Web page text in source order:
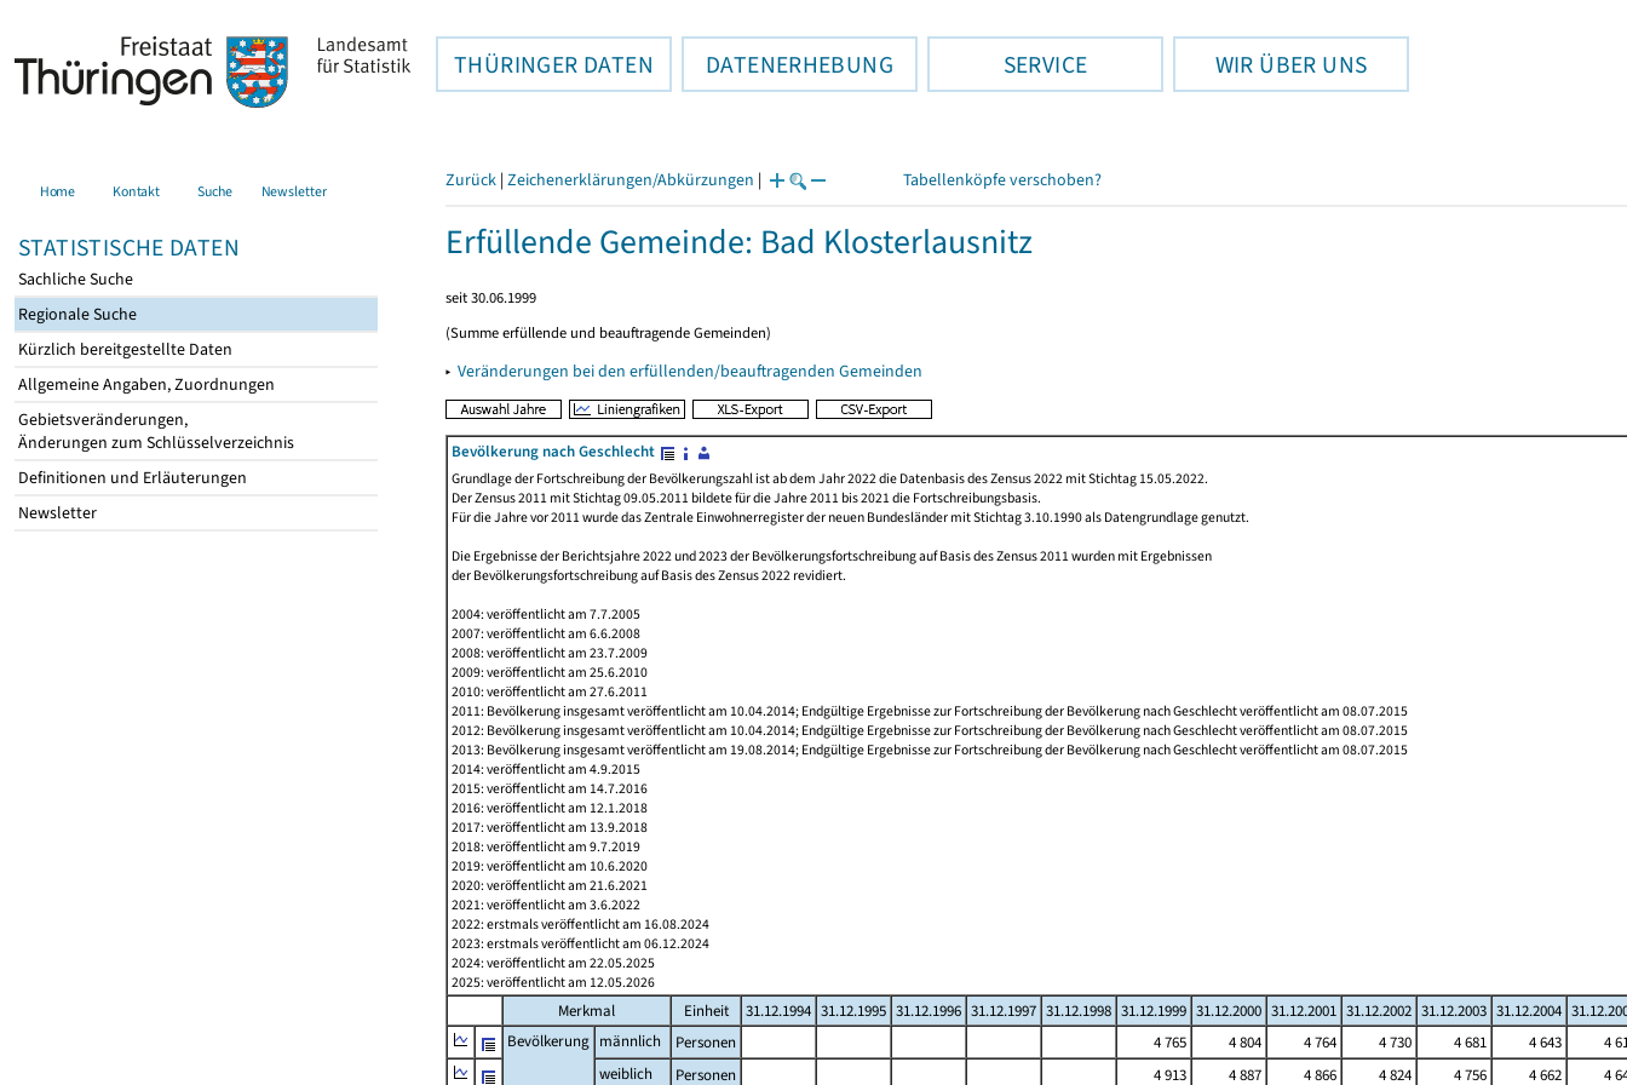
THÜRINGER DATEN DATENERHEBUNG SERVICE WIR ÜBER UNS
Home Kontakt Suche Newsletter
STATISTISCHE DATEN
Sachliche Suche
Regionale Suche
Kürzlich bereitgestellte Daten
Allgemeine Angaben, Zuordnungen
Gebietsveränderungen,
Änderungen zum Schlüsselverzeichnis
Definitionen und Erläuterungen
Newsletter
Zurück | Zeichenerklärungen/Abkürzungen | Tabellenköpfe verschoben?
Erfüllende Gemeinde: Bad Klosterlausnitz
seit 30.06.1999
(Summe erfüllende und beauftragende Gemeinden)
▸ Veränderungen bei den erfüllenden/beauftragenden Gemeinden
Bevölkerung nach Geschlecht
Grundlage der Fortschreibung der Bevölkerungszahl ist ab dem Jahr 2022 die Datenbasis des Zensus 2022 mit Stichtag 15.05.2022.
Der Zensus 2011 mit Stichtag 09.05.2011 bildete für die Jahre 2011 bis 2021 die Fortschreibungsbasis.
Für die Jahre vor 2011 wurde das Zentrale Einwohnerregister der neuen Bundesländer mit Stichtag 3.10.1990 als Datengrundlage genutzt.
Die Ergebnisse der Berichtsjahre 2022 und 2023 der Bevölkerungsfortschreibung auf Basis des Zensus 2011 wurden mit Ergebnissen
der Bevölkerungsfortschreibung auf Basis des Zensus 2022 revidiert.
2004: veröffentlicht am 7.7.2005
2007: veröffentlicht am 6.6.2008
2008: veröffentlicht am 23.7.2009
2009: veröffentlicht am 25.6.2010
2010: veröffentlicht am 27.6.2011
2011: Bevölkerung insgesamt veröffentlicht am 10.04.2014; Endgültige Ergebnisse zur Fortschreibung der Bevölkerung nach Geschlecht veröffentlicht am 08.07.2015
2012: Bevölkerung insgesamt veröffentlicht am 10.04.2014; Endgültige Ergebnisse zur Fortschreibung der Bevölkerung nach Geschlecht veröffentlicht am 08.07.2015
2013: Bevölkerung insgesamt veröffentlicht am 19.08.2014; Endgültige Ergebnisse zur Fortschreibung der Bevölkerung nach Geschlecht veröffentlicht am 08.07.2015
2014: veröffentlicht am 4.9.2015
2015: veröffentlicht am 14.7.2016
2016: veröffentlicht am 12.1.2018
2017: veröffentlicht am 13.9.2018
2018: veröffentlicht am 9.7.2019
2019: veröffentlicht am 10.6.2020
2020: veröffentlicht am 21.6.2021
2021: veröffentlicht am 3.6.2022
2022: erstmals veröffentlicht am 16.08.2024
2023: erstmals veröffentlicht am 06.12.2024
2024: veröffentlicht am 22.05.2025
2025: veröffentlicht am 12.05.2026
Merkmal Einheit 31.12.1994 31.12.1995 31.12.1996 31.12.1997 31.12.1998 31.12.1999 31.12.2000 31.12.2001 31.12.2002 31.12.2003 31.12.2004
Bevölkerung männlich Personen 4 765 4 804 4 764 4 730 4 681 4 643
4
weiblich
Personen 4 913 4 887 4 866 4 824 4 756 4 662 4